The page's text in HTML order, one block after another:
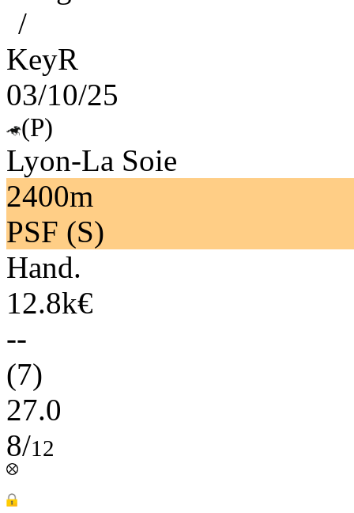
/
KeyR
03/10/25
(P)
Lyon-La Soie
2400m
PSF (S)
Hand.
12.8k€
--
(7)
27.0
8/12